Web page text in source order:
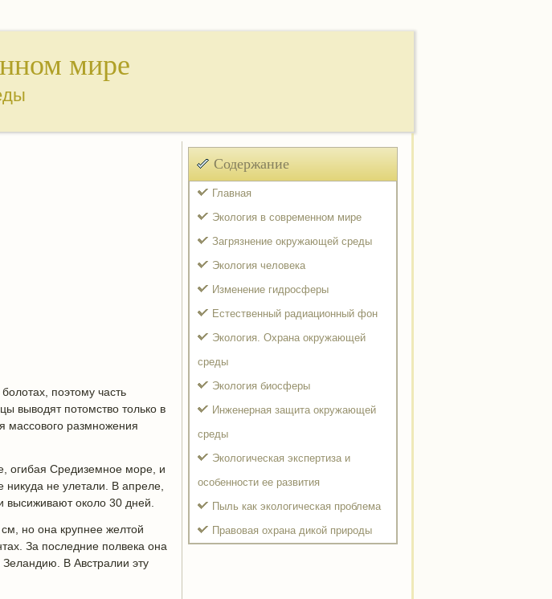
мире
поэтому часть
выводят потомство только в
массового размножения
огибая Средиземное море, и
никуда не улетали. В апреле,
около 30 дней.
но она крупнее желтой
За последние полвека она
В Австралии эту
Содержание
Главная
Экология в современном мире
Загрязнение окружающей среды
Экология человека
Изменение гидросферы
Естественный радиационный фон
Экология. Охрана окружающей
среды
Экология биосферы
Инженерная защита окружающей
среды
Экологическая экспертиза и
особенности ее развития
Пыль как экологическая проблема
Правовая охрана дикой природы